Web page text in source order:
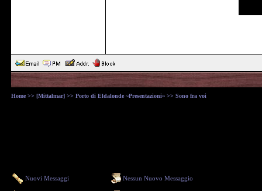
Home >> [Mittalmar] >> Porto di Eldalonde ~Presentazioni~ >> Sono fra voi
Nuovi Messaggi Nessun Nuovo Messaggio